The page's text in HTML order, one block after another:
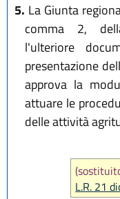
5. La Giunta
comma 2,
l'ulteriore
presentazione
approva la
attuare le
delle attività
L.R. 21